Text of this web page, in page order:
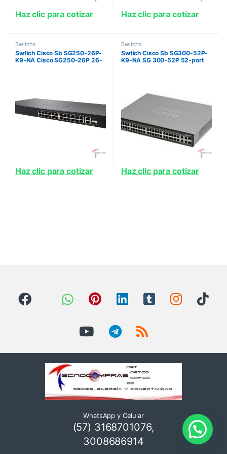
Haz clic para cotizar Haz clic para cotizar
Switchs
Swtich Cisco Sb SG250-26P-
K9-NA Cisco SG250-26P 26-
Haz clic para cotizar
Switchs
Swtich Cisco Sb SG300-52P-
K9-NA SG 300-52P 52-port
Haz clic para cotizar
WhatsApp y Celular
(57) 3168701076,
3008686914